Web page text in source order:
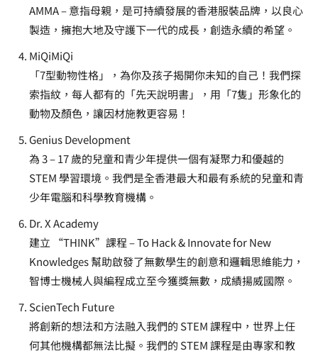
AMMA – 意指母親，是可持續發展的香港服裝品牌，以良心
製造，擁抱大地及守護下一代的成長，創造永續的希望。
MiQiMiQi
「7型動物性格」，為你及孩子揭開你未知的自己！我們探
索指紋，每人都有的「先天說明書」，用「7隻」形象化的
動物及顏色，讓因材施教更容易！
Genius Development
為 3 – 17 歲的兒童和青少年提供一個有凝聚力和優越的
STEM 學習環境。我們是全香港最大和最有系統的兒童和青
少年電腦和科學教育機構。
Dr. X Academy
建立 “THINK”課程 – To Hack & Innovate for New
Knowledges 幫助啟發了無數學生的創意和邏輯思維能力，
智博士機械人與編程成立至今獲獎無數，成績揚威國際。
ScienTech Future
將創新的想法和方法融入我們的 STEM 課程中，世界上任
何其他機構都無法比擬。我們的 STEM 課程是由專家和教